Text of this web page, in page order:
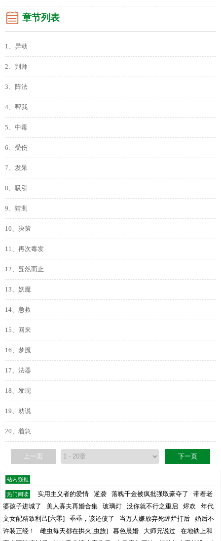
章节列表
1、异动
2、判师
3、阵法
4、帮我
5、中毒
6、受伤
7、发呆
8、吸引
9、猜测
10、决策
11、再次毒发
12、戛然而止
13、妖魔
14、急救
15、回来
16、梦魇
17、法器
18、发现
19、劝说
20、着急
上一页 下一页
站内强推
热门阅读 实用主义者的爱情 逆袭 落魄千金被疯批强取豪夺了
带着老
婆孩子进城了
美人寡夫再婚合集 玻璃灯 没你就不行之重启 烬欢
年代
文女配精致利己[六零]
乖乖，该还债了 当万人嫌放弃死缠烂打后
婚后不
许装正经！
雌虫每天都在拱火[虫族] 暮色晨婚 大师兄说过
在地铁上和